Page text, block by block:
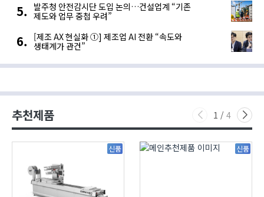
발주청 안전감시단 도입 논의…건설업계 “기존
제도와 업무 중첩 우려”
[제조 AX 현실화 ①] 제조업 AI 전환 “속도와
생태계가 관건”
추천제품 1 / 4
신품 신품